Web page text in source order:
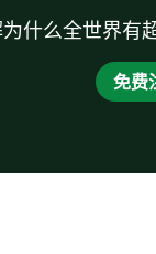
什么全世界有
免费